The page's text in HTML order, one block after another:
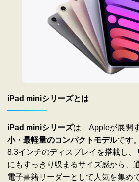
iPad miniシリーズとは
iPad miniシリーズは、Appleが展開
小・最軽量のコンパクトモデルです。
8.3インチのディスプレイを搭載し、
にもすっきり収まるサイズ感から、
電子書籍リーダーとして人気を集め